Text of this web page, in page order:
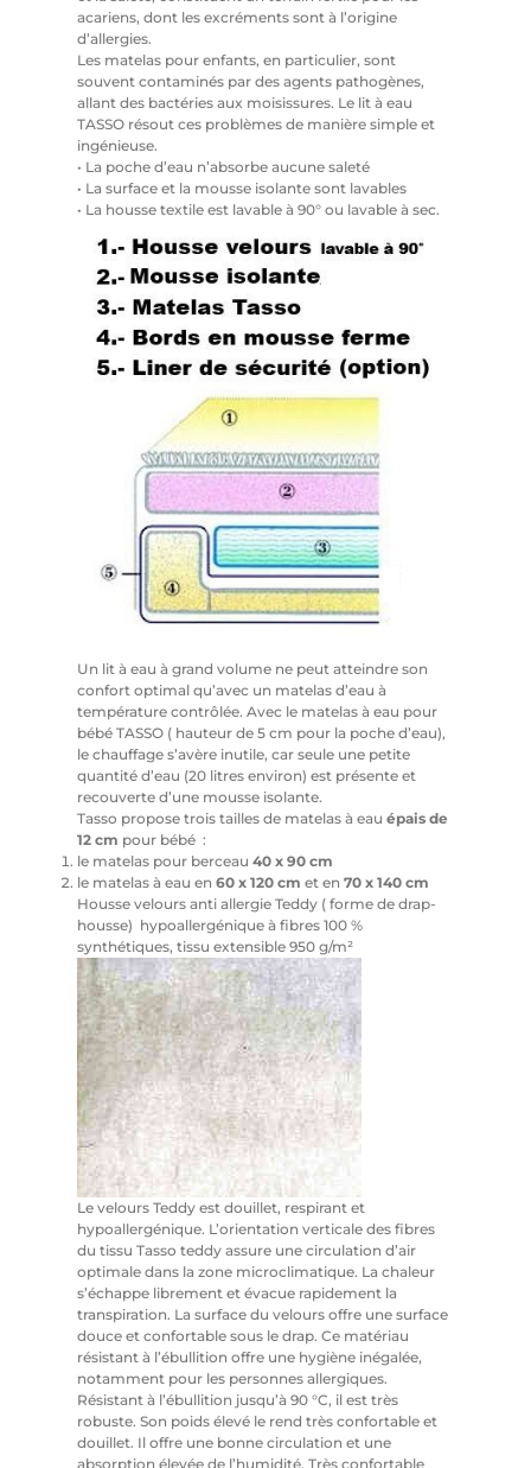
acariens, dont les excréments sont à l’origine
d’allergies.
Les matelas pour enfants, en particulier, sont
souvent contaminés par des agents pathogènes,
allant des bactéries aux moisissures. Le lit à eau
TASSO résout ces problèmes de manière simple et
ingénieuse.
• La poche d’eau n’absorbe aucune saleté
• La surface et la mousse isolante sont lavables
• La housse textile est lavable à 90° ou lavable à sec.
Un lit à eau à grand volume ne peut atteindre son
confort optimal qu’avec un matelas d’eau à
température contrôlée. Avec le matelas à eau pour
bébé TASSO ( hauteur de 5 cm pour la poche d’eau),
le chauffage s’avère inutile, car seule une petite
quantité d’eau (20 litres environ) est présente et
recouverte d’une mousse isolante.
Tasso propose trois tailles de matelas à eau épais de
12 cm pour bébé :
le matelas pour berceau 40 x 90 cm
le matelas à eau en 60 x 120 cm et en 70 x 140 cm
Housse velours anti allergie Teddy ( forme de drap-
housse) hypoallergénique à fibres 100 %
synthétiques, tissu extensible 950 g/m²
Le velours Teddy est douillet, respirant et
hypoallergénique. L’orientation verticale des fibres
du tissu Tasso teddy assure une circulation d’air
optimale dans la zone microclimatique. La chaleur
s’échappe librement et évacue rapidement la
transpiration. La surface du velours offre une surface
douce et confortable sous le drap. Ce matériau
résistant à l’ébullition offre une hygiène inégalée,
notamment pour les personnes allergiques.
Résistant à l’ébullition jusqu’à 90 °C, il est très
robuste. Son poids élevé le rend très confortable et
douillet. Il offre une bonne circulation et une
absorption élevée de l’humidité. Très confortable